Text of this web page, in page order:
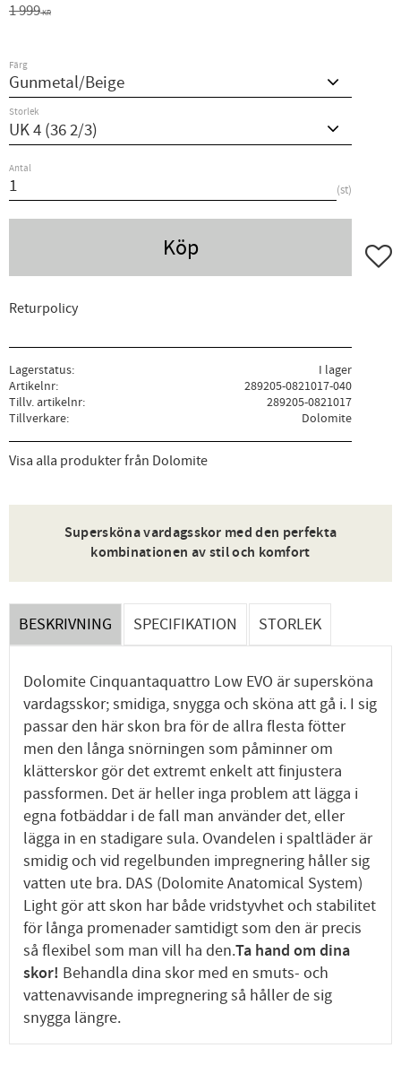
Ordinarie pris:
1 999KR
Färg
Storlek
Antal
st
Köp Lägg
Returpolicy
Lagerstatus
I lager
Artikelnr
289205-0821017-040
Tillv. artikelnr
289205-0821017
Tillverkare
Dolomite
Visa alla produkter från Dolomite
Supersköna vardagsskor med den perfekta
kombinationen av stil och komfort
BESKRIVNING SPECIFIKATION STORLEK
Dolomite Cinquantaquattro Low EVO är supersköna
vardagsskor; smidiga, snygga och sköna att gå i. I sig
passar den här skon bra för de allra flesta fötter
men den långa snörningen som påminner om
klätterskor gör det extremt enkelt att finjustera
passformen. Det är heller inga problem att lägga i
egna fotbäddar i de fall man använder det, eller
lägga in en stadigare sula. Ovandelen i spaltläder är
smidig och vid regelbunden impregnering håller sig
vatten ute bra. DAS (Dolomite Anatomical System)
Light gör att skon har både vridstyvhet och stabilitet
för långa promenader samtidigt som den är precis
så flexibel som man vill ha den.Ta hand om dina
skor! Behandla dina skor med en smuts- och
vattenavvisande impregnering så håller de sig
snygga längre.